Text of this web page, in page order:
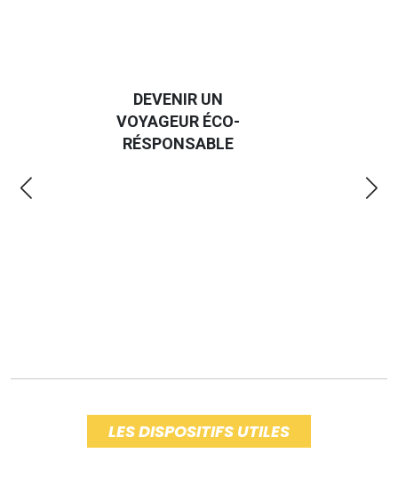
DEVENIR UN
VOYAGEUR ÉCO-
RÉSPONSABLE
LES DISPOSITIFS UTILES